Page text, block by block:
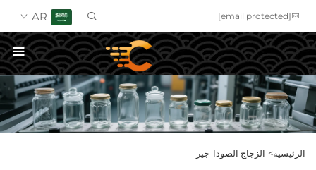
[email protected]
AR
احصل على عرض سعر
الرئيسية> الزجاج الصودا-جير